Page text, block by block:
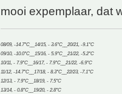
mooi expemplaar, dat
08/09, -14.7°C__14/15, - 3.6°C__20/21, -9.1°C
09/10, -10.0°C__15/16, - 5.9°C__21/22, -5.2°C
10/11, - 7.9°C__16/17, - 7.9°C__21/22, -6.9°C
11/12, -14.7°C__17/18, - 8.3°C__22/23, -7.1°C
12/13, - 7.9°C__18/19, - 7.5°C
13/14, - 0.8°C__19/20, - 2.8°C